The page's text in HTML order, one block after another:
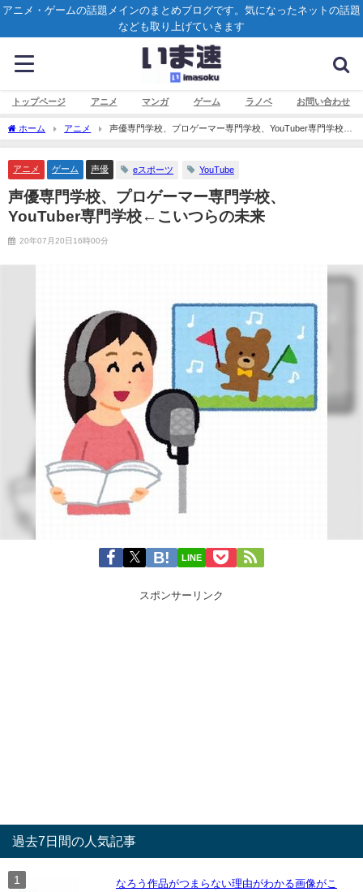
アニメ・ゲームの話題メインのまとめブログです。気になったネットの話題
なども取り上げていきます
トップページ アニメ マンガ ゲーム ラノベ お問い合わせ
ホーム アニメ
声優専門学校、プロゲーマー専門学校、YouTuber専門学校←
こいつらの未来
アニメ ゲーム 声優 eスポーツ YouTube
声優専門学校、プロゲーマー専門学校、
YouTuber専門学校←こいつらの未来
20年07月20日16時00分
LINE
スポンサーリンク
過去7日間の人気記事
なろう作品がつまらない理由がわかる画像がこ